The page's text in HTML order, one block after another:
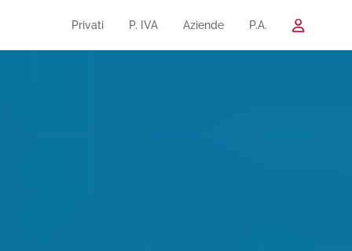
Privati P. IVA Aziende P.A.